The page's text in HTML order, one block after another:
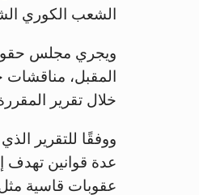
الشعب الكوري
المقبل،
خلال تقرير
ووفقًا للتقرير
عدة قوانين تهدف
عقوبات قاسية مثل